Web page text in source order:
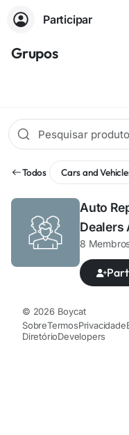
Participar
Grupos
Todos Cars and
Auto
Dealers
8
© 2026 Boycat
SobreTermosPrivacidade
DiretórioDevelopers